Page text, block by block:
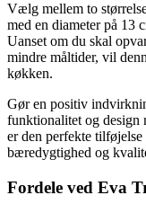
Vælg mellem to
med en diameter på 13
Uanset om du skal
mindre måltider, vil
køkken.
Gør en positiv
funktionalitet og design
er den perfekte
bæredygtighed og
Fordele ved Eva